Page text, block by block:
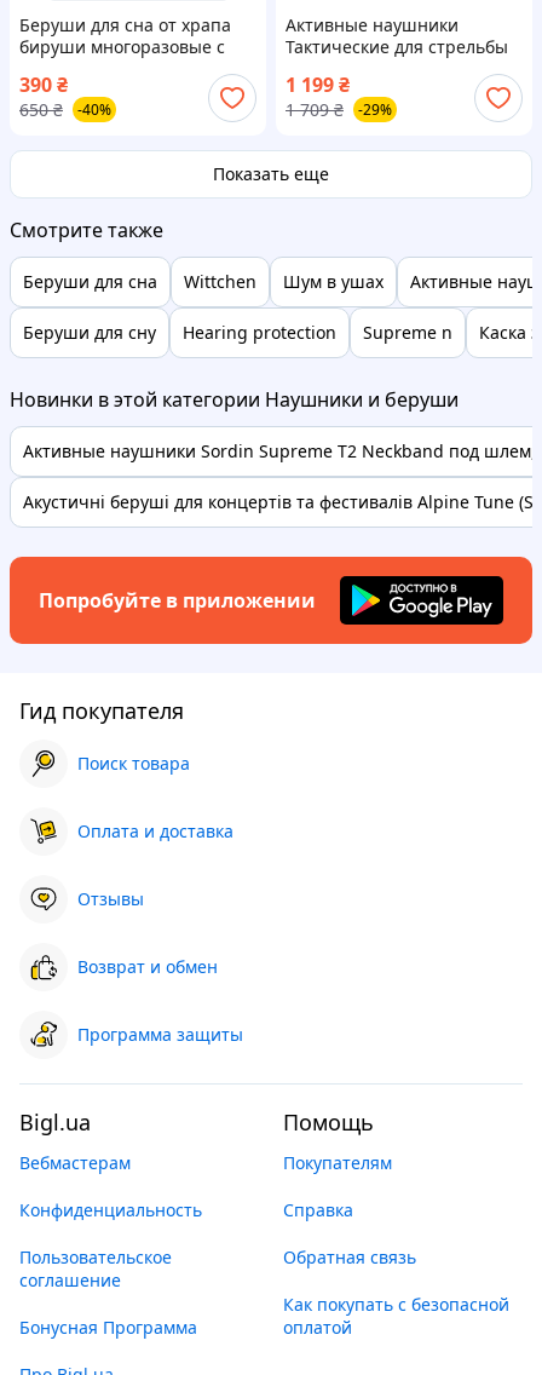
Беруши для сна от храпа
бируши многоразовые с
высоким шумоподавлением
берушки в самолет затычки
в уши от шума
390₴
650 ₴ -40%
Активные наушники
Тактические для стрельбы
электронные Армейские
наушники
1 199₴
1 709 ₴ -29%
Показать еще
Смотрите также
Беруши для сна Wittchen Шум в ушах Активные
Беруши для сну Hearing protection Supreme n Каска
Новинки в этой категории Наушники и беруши
Активные наушники Sordin Supreme T2 Neckband под
Акустичні беруші для концертів та фестивалів Alpine Tune
Попробуйте в приложении
Гид покупателя
Поиск товара
Оплата и доставка
Отзывы
Возврат и обмен
Программа защиты
Bigl.ua
Вебмастерам
Конфиденциальность
Пользовательское
соглашение
Бонусная Программа
Помощь
Покупателям
Справка
Обратная связь
Как покупать с безопасной
оплатой